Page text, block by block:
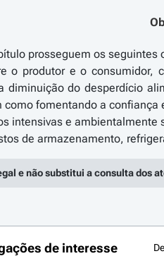
prosseguem os seguintes
o produtor e o consumidor,
diminuição do desperdício
fomentando a confiança
intensivas e
e não substitui a consulta dos
de interesse